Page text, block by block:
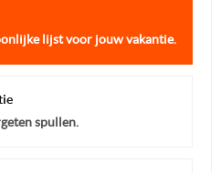
lijst voor jouw vakantie.
spullen.